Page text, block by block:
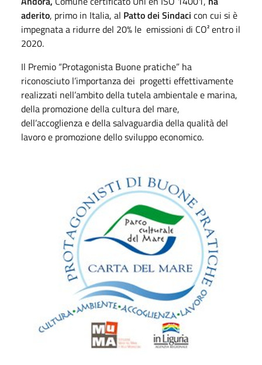
aderito, primo in Italia, al Patto dei Sindaci con cui si è
impegnata a ridurre del 20% le emissioni di CO² entro il
2020.
Il Premio “Protagonista Buone pratiche” ha
riconosciuto l’importanza dei progetti effettivamente
realizzati nell’ambito della tutela ambientale e marina,
della promozione della cultura del mare,
dell’accoglienza e della salvaguardia della qualità del
lavoro e promozione dello sviluppo economico.